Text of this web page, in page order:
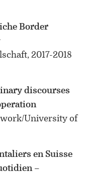
Border
2017-2018
discourses
University of
en Suisse
–